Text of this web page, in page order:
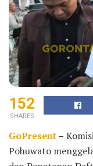
152
SHARES
GoPresent–
Pohuwato